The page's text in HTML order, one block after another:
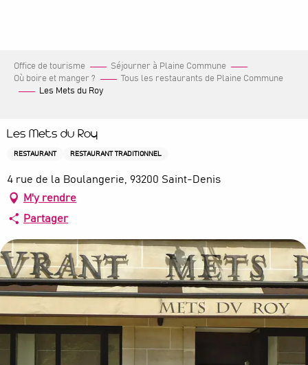
Office de tourisme
Séjourner à Plaine Commune
Où boire et manger ?
Tous les restaurants de Plaine Commune
Les Mets du Roy
Les Mets du Roy
RESTAURANT RESTAURANT TRADITIONNEL
4 rue de la Boulangerie, 93200 Saint-Denis
M'y rendre
Partager